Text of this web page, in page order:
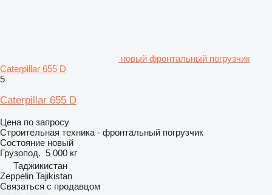
новый фронтальный погрузчик
Caterpillar 655 D
5
Caterpillar 655 D
Цена по запросу
Строительная техника - фронтальный погрузчик
Состояние новый
Грузопод. 5 000 кг
Таджикистан
Zeppelin Tajikistan
Связаться с продавцом